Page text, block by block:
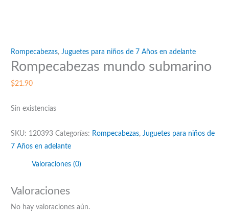
Rompecabezas,Juguetes para niños de 7 Años en adelante
Rompecabezas mundo submarino
$21.90
Sin existencias
SKU: 120393 Categorías: Rompecabezas,Juguetes para niños de
7 Años en adelante
Valoraciones (0)
Valoraciones
No hay valoraciones aún.